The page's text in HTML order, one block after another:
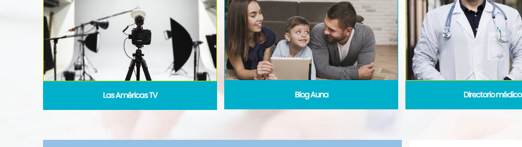
Las Américas TV Blog Auna Directorio médico